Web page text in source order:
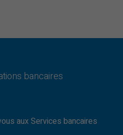
bancaires
aux Services bancaires